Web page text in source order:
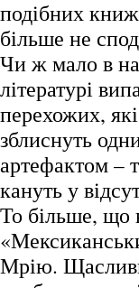
подібних
більше не
Чи ж мало в
літературі
перехожих, які
зблиснуть
артефактом –
кануть у
То більше, що
Мрію.